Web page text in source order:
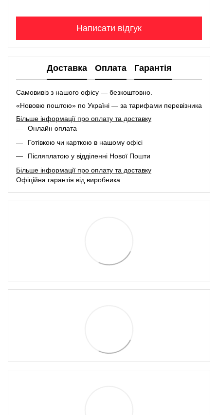
Написати відгук
Доставка Оплата Гарантія
Самовивіз з нашого офісу — безкоштовно.
«Нововю поштою» по Україні — за тарифами перевізника
Більше інформації про оплату та доставку
Онлайн оплата
Готівкою чи карткою в нашому офісі
Післяплатою у відділенні Нової Пошти
Більше інформації про оплату та доставку
Офіційна гарантія від виробника.